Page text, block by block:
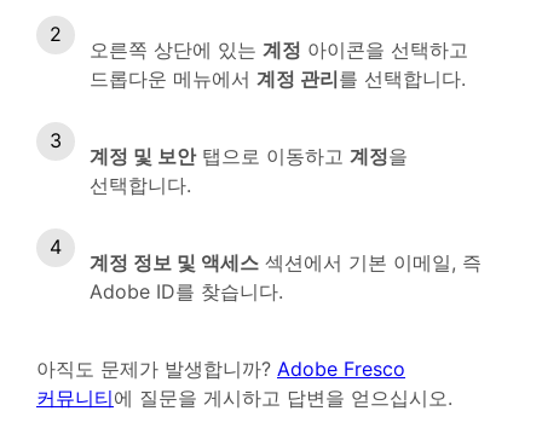
오른쪽 상단에 있는 계정 아이콘을 선택하고
드롭다운 메뉴에서 계정 관리를 선택합니다.
계정 및 보안탭으로 이동하고 계정을
선택합니다.
계정 정보 및 액세스 섹션에서 기본 이메일, 즉
Adobe ID를 찾습니다.
아직도 문제가 발생합니까? Adobe Fresco
커뮤니티에 질문을 게시하고 답변을 얻으십시오.